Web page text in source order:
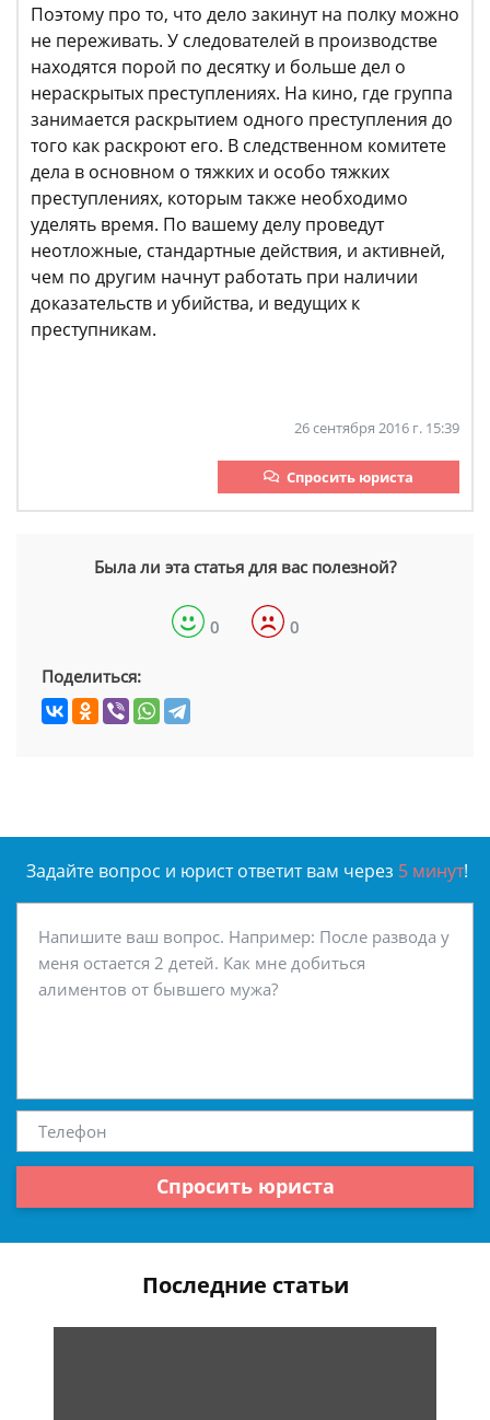
Поэтому про то, что дело закинут на полку можно
не переживать. У следователей в производстве
находятся порой по десятку и больше дел о
нераскрытых преступлениях. На кино, где группа
занимается раскрытием одного преступления до
того как раскроют его. В следственном комитете
дела в основном о тяжких и особо тяжких
преступлениях, которым также необходимо
уделять время. По вашему делу проведут
неотложные, стандартные действия, и активней,
чем по другим начнут работать при наличии
доказательств и убийства, и ведущих к
преступникам.
26 сентября 2016 г. 15:39
Спросить юриста
Была ли эта статья для вас полезной?
0 0
Поделиться:
Задайте вопрос и юрист ответит вам через 5 минут!
Спросить юриста
Последние статьи